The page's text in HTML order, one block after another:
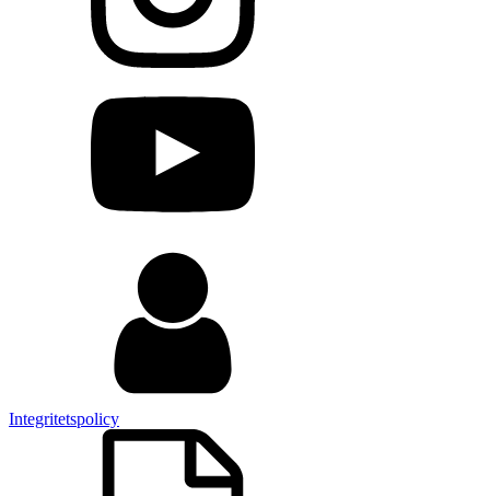
Integritetspolicy